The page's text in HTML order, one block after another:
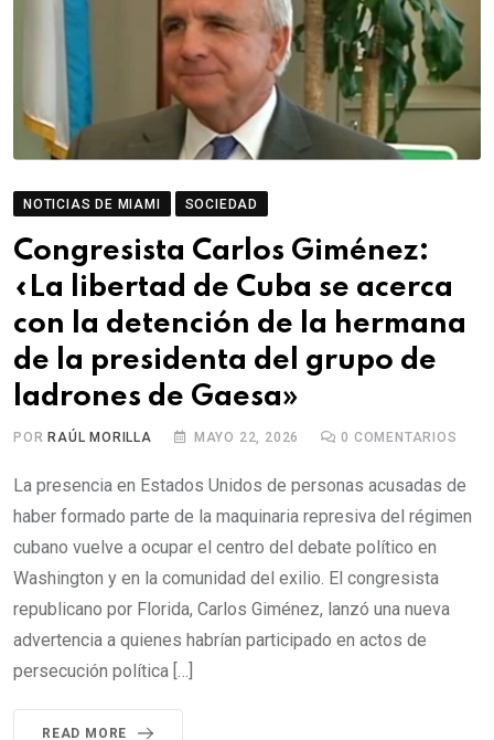
NOTICIAS DE MIAMI SOCIEDAD
Congresista Carlos Giménez:
«La libertad de Cuba se acerca
con la detención de la hermana
de la presidenta del grupo de
ladrones de Gaesa»
POR RAÚL MORILLA MAYO 22, 2026 0 COMENTARIOS
La presencia en Estados Unidos de personas acusadas de
haber formado parte de la maquinaria represiva del régimen
cubano vuelve a ocupar el centro del debate político en
Washington y en la comunidad del exilio. El congresista
republicano por Florida, Carlos Giménez, lanzó una nueva
advertencia a quienes habrían participado en actos de
persecución política […]
READ MORE